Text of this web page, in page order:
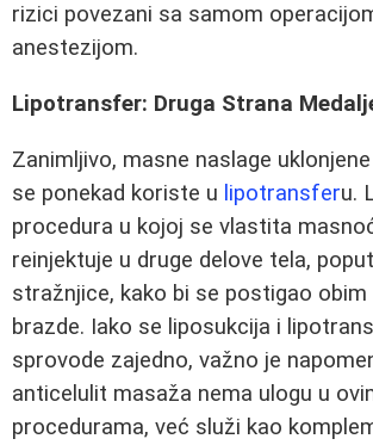
rizici povezani sa samom
anestezijom.
Lipotransfer: Druga Strana
Zanimljivo, masne naslage
se ponekad koriste u lipotransferu.
procedura u kojoj se vlastita
reinjektuje u druge delove tela,
stražnjice, kako bi se postigao obim
brazde. Iako se liposukcija i
sprovode zajedno, važno je
anticelulit masaža nema ulogu u
procedurama, već služi kao